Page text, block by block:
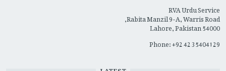
RVA Urdu Service
Rabita Manzil 9-A, Warris Road,
Lahore, Pakistan 54000
Phone: +92 42 35404129